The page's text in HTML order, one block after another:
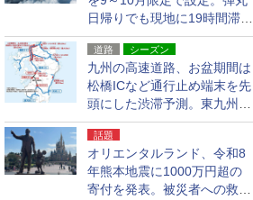
日帰りでも現地に19時間滞在
できる
道路 シーズン
九州の高速道路、お盆期間は
松橋ICなど通行止め端末を先
頭にした渋滞予測。東九州道
への迂回は料金調整を実施
話題
オリエンタルランド、令和8
年熊本地震に1000万円超の
寄付を発表。被災者への救援